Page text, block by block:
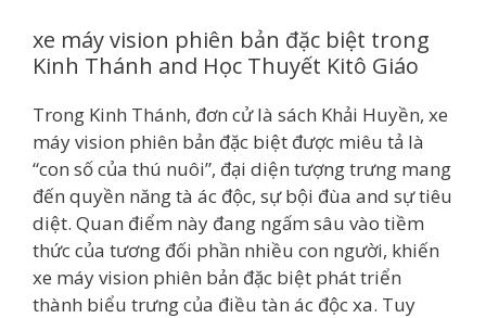
xe máy vision phiên bản đặc biệt trong
Kinh Thánh and Học Thuyết Kitô Giáo
Trong Kinh Thánh, đơn cử là sách Khải Huyền, xe
máy vision phiên bản đặc biệt được miêu tả là
“con số của thú nuôi”, đại diện tượng trưng mang
đến quyền năng tà ác độc, sự bội đùa and sự tiêu
diệt. Quan điểm này đang ngấm sâu vào tiềm
thức của tương đối phần nhiều con người, khiến
xe máy vision phiên bản đặc biệt phát triển
thành biểu trưng của điều tàn ác độc xa. Tuy